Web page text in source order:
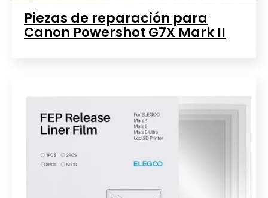
Piezas de reparación para
Canon Powershot G7X Mark II